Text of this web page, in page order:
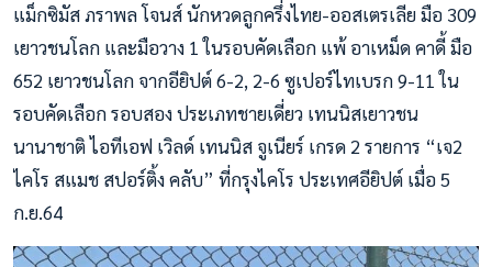
แม็กซิมัส ภราพล โจนส์ นักหวดลูกครึ่งไทย-ออสเตรเลีย มือ 309
เยาวชนโลก และมือวาง 1 ในรอบคัดเลือก แพ้ อาเหม็ด คาดี้ มือ
652 เยาวชนโลก จากอียิปต์ 6-2, 2-6 ซูเปอร์ไทเบรก 9-11 ใน
รอบคัดเลือก รอบสอง ประเภทชายเดี่ยว เทนนิสเยาวชน
นานาชาติ ไอทีเอฟ เวิลด์ เทนนิส จูเนียร์ เกรด 2 รายการ “เจ2
ไคโร สแมช สปอร์ติ้ง คลับ” ที่กรุงไคโร ประเทศอียิปต์ เมื่อ 5
ก.ย.64